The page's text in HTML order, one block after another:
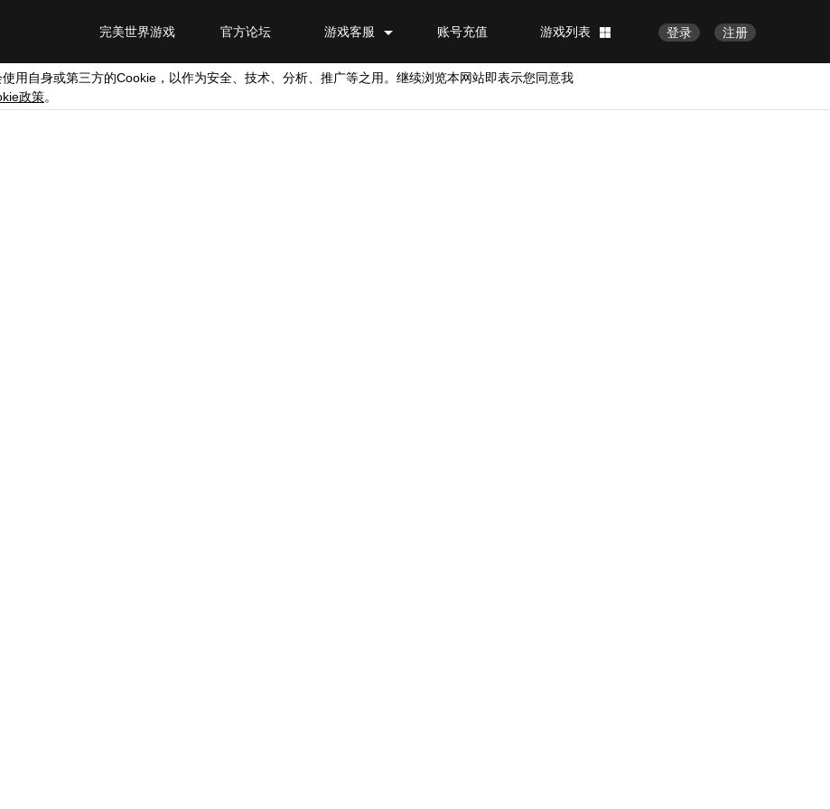
注册
登录
游戏列表
账号充值
游戏客服
官方论坛
完美世界游戏
用自身或第三方的Cookie ，以作为安全、技术、分析、推广等之用。继续浏览本网站即表示您同意我
政策。